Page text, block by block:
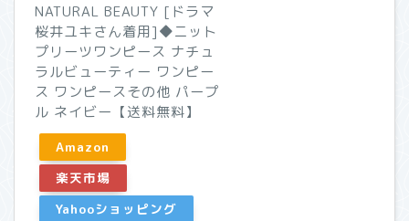
NATURAL BEAUTY [ドラマ
桜井ユキさん着用]◆ニット
プリーツワンピース ナチュ
ラルビューティー ワンピー
ス ワンピースその他 パープ
ル ネイビー【送料無料】
Amazon
楽天市場
Yahooショッピング